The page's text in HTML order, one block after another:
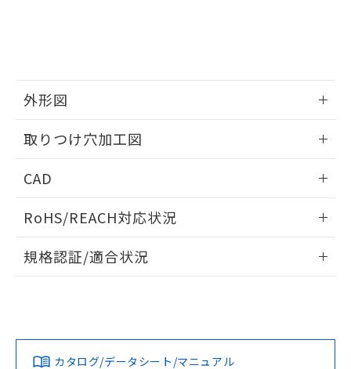
外形図
取りつけ穴加工図
CAD
ドすることができます。
ログイン/会員登録
ダウンロードデータをご利用いただく前に、以下を必ずお読
みください。
RoHS/REACH対応状況
EU RoHS 注意事項・凡例
対応済み
規格認証/適合状況
カタログ/データシート/マニュアル
品・サービスに関するお客様との取
の共同利用に関して"
用者の範囲」に記載されている法人を
EU RoHS指令（10物質）の非含有証明書
51物質の非含有証明書（当社基準）
※本証明書は発行日時点で非含有を証明す
物質の対応では、対応完了までの期間は出
荷製品に未対応品が混在することから備考
欄に対応日を記載しておりました。
既に当社にて対応品への在庫切替を完了